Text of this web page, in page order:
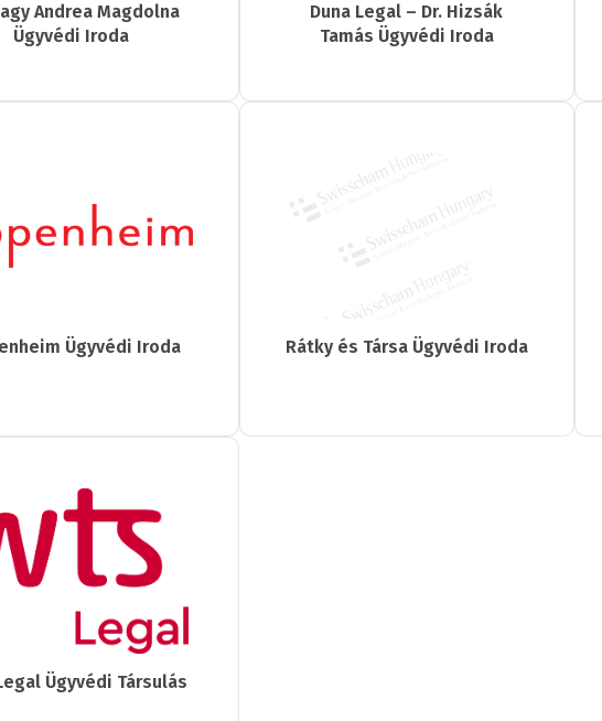
Andrea Magdolna
Ügyvédi Iroda
Duna Legal – Dr. Hizsák
Tamás Ügyvédi Iroda
Ügyvédi Iroda Rátky és Társa Ügyvédi Iroda
Ügyvédi Társulás